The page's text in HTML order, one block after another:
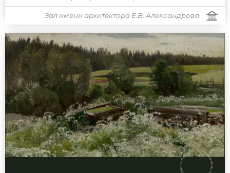
Зал имени архитектора Е.В. Александрова